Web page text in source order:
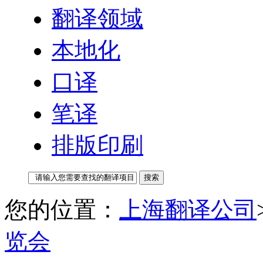
翻译领域
本地化
口译
笔译
排版印刷
您的位置： 上海翻译公司
览会